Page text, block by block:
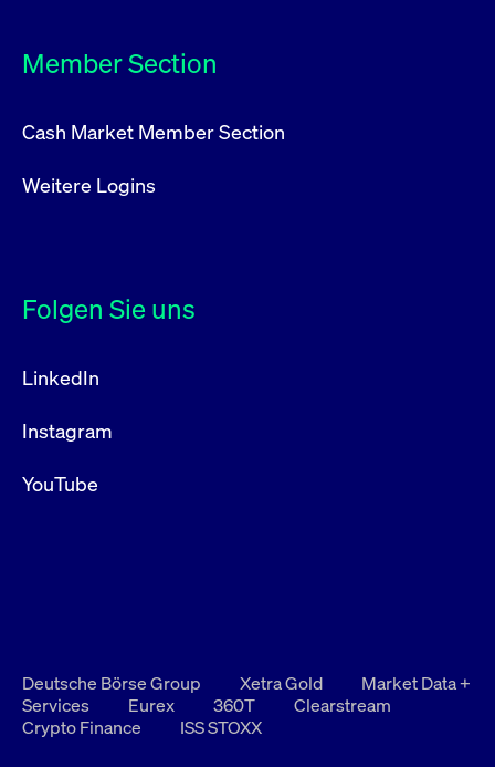
Member Section
Cash Market Member Section
Weitere Logins
Folgen Sie uns
LinkedIn
Instagram
YouTube
Deutsche Börse Group Xetra Gold
Market Data +
Services
Eurex 360T
Clearstream
Crypto Finance
ISS STOXX